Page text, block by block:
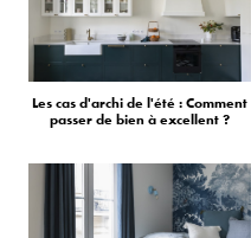
Les cas d'archi de l'été : Comment
passer de bien à excellent ?